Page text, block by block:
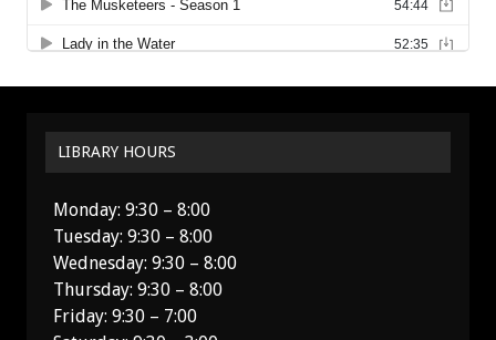
LIBRARY HOURS
Monday: 9:30 – 8:00
Tuesday: 9:30 – 8:00
Wednesday: 9:30 – 8:00
Thursday: 9:30 – 8:00
Friday: 9:30 – 7:00